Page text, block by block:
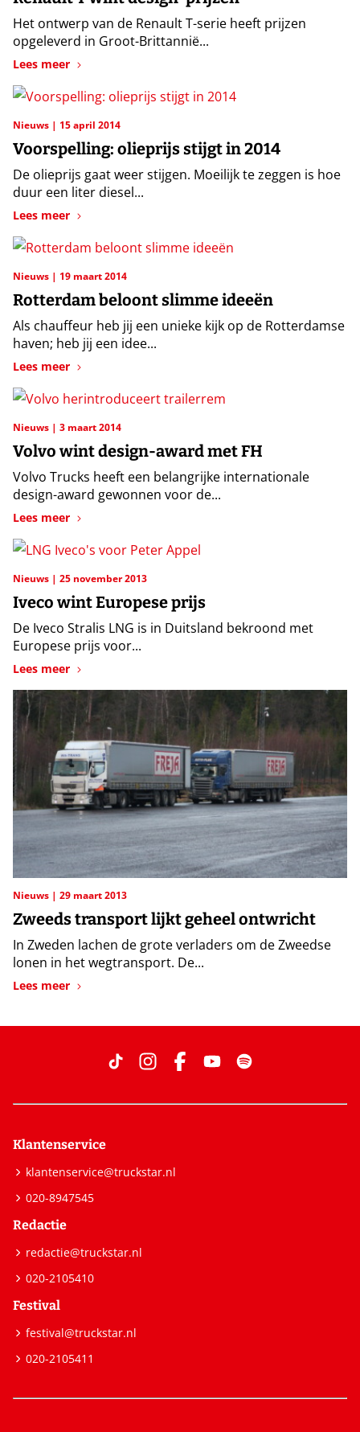
Het ontwerp van de Renault T-serie heeft prijzen
opgeleverd in Groot-Brittannië...
Lees meer
Nieuws 15 april 2014
Voorspelling: olieprijs stijgt in 2014
De olieprijs gaat weer stijgen. Moeilijk te zeggen is hoe
duur een liter diesel...
Lees meer
Nieuws 19 maart 2014
Rotterdam beloont slimme ideeën
Als chauffeur heb jij een unieke kijk op de Rotterdamse
haven; heb jij een idee...
Lees meer
Nieuws 3 maart 2014
Volvo wint design-award met FH
Volvo Trucks heeft een belangrijke internationale
design-award gewonnen voor de...
Lees meer
Nieuws 25 november 2013
Iveco wint Europese prijs
De Iveco Stralis LNG is in Duitsland bekroond met
Europese prijs voor...
Lees meer
Nieuws 29 maart 2013
Zweeds transport lijkt geheel ontwricht
In Zweden lachen de grote verladers om de Zweedse
lonen in het wegtransport. De...
Lees meer
Klantenservice
klantenservice@truckstar.nl
020-8947545
Redactie
redactie@truckstar.nl
020-2105410
Festival
festival@truckstar.nl
020-2105411